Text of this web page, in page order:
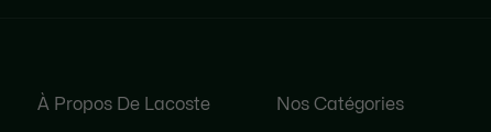
À Propos De Lacoste Nos Catégories